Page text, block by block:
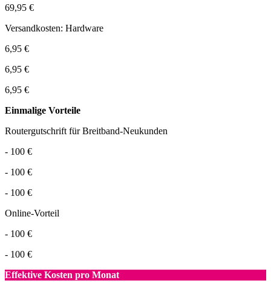
69,95 €
Versandkosten: Hardware
6,95 €
6,95 €
6,95 €
Einmalige Vorteile
Routergutschrift für Breitband-Neukunden
- 100 €
- 100 €
- 100 €
Online-Vorteil
- 100 €
- 100 €
Effektive Kosten pro Monat